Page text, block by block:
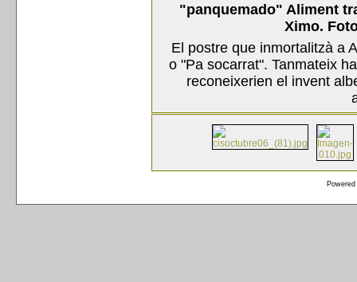
"panquemado" Aliment
Ximo.
El postre que inmortalitzà a
o "Pa socarrat". Tanmateix
reconeixerien el invent